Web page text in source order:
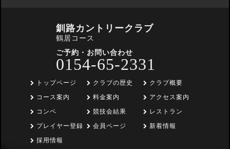
釧路カントリークラブ
鶴居コース
ご予約・お問い合わせ
0154-65-2331
トップページ
コース案内
コンペ
プレイヤー登録
採用情報
クラブの歴史
料金案内
競技会結果
会員ページ
クラブ概要
アクセス案内
レストラン
新着情報